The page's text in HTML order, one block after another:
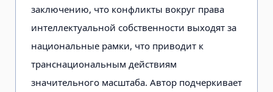
заключению, что конфликты вокруг права
интеллектуальной собственности выходят за
национальные рамки, что приводит к
транснациональным действиям
значительного масштаба. Автор подчеркивает